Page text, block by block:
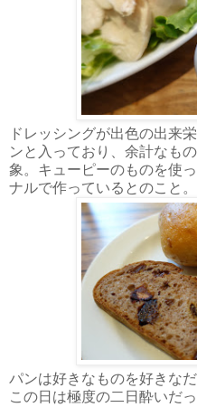
ドレッシングが出色の出来
ンと入っており、余計なも
象。キューピーのものを使
ナルで作っているとのこと。
パンは好きなものを好きな
この日は極度の二日酔いだ